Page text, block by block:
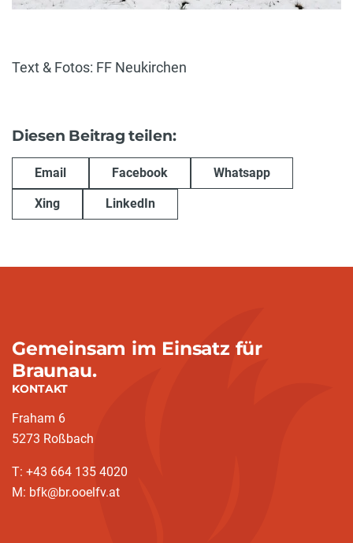
Text & Fotos: FF Neukirchen
Diesen Beitrag teilen:
Email Facebook Whatsapp
Xing LinkedIn
Gemeinsam im Einsatz für
Braunau.
KONTAKT
Fraham 6
5273 Roßbach
T: +43 664 135 4020
M: bfk@br.ooelfv.at